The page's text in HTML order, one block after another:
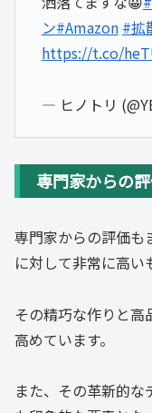
ン#Amazon #拡
https://t.co/
— ヒノトリ
専門家からの
専門家からの評価も
に対して非常に高い
その精巧な作りと高
高めています。
また、その革新的